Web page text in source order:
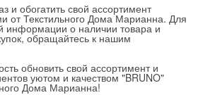
и обогатить свой ассортимент
от Текстильного Дома Марианна. Для
информации о наличии товара и
обращайтесь к нашим
обновить свой ассортимент и
уютом и качеством "BRUNO"
Дома Марианна!